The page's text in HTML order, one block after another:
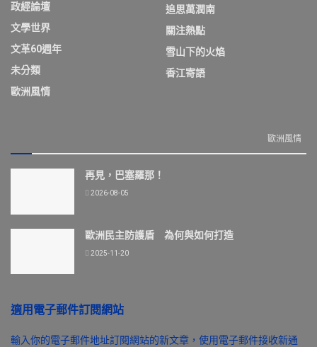
政經論壇
文學世界
文革60週年
未分類
歐洲風情
追思萬潤南
關注熱點
雪山下的火焰
香江寄語
歐洲風情
再見，巴塞羅那！
2026-08-05
歐洲民主防護盾 為何與如何打造
2025-11-20
適用電子郵件訂閱網站
輸入你的電子郵件地址訂閱網站的新文章，使用電子郵件接收新通